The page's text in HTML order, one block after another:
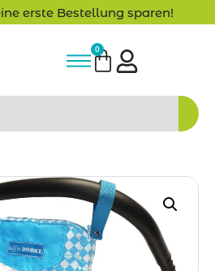
Rabatt - NEUKUNDE15
0